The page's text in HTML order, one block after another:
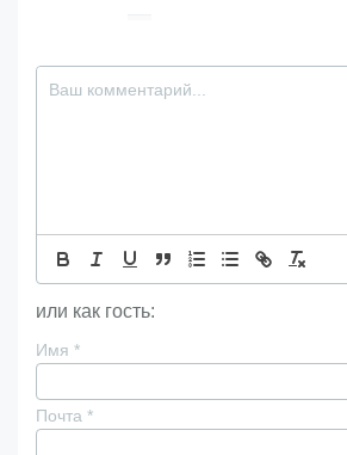
или как гость:
Имя *
Почта *